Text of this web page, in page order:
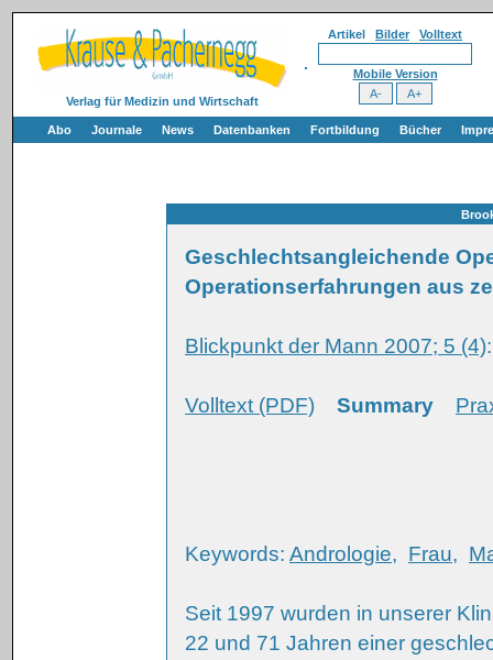
Verlag für Medizin und Wirtschaft
Artikel Bilder Volltext
Mobile Version
Abo Journale News Datenbanken Fortbildung Bücher
Geschlechtsangleichende
Operationserfahrungen aus
Blickpunkt der Mann 2007; 5 (4)
Volltext (PDF) Summary
Keywords: Andrologie, Frau,
Seit 1997 wurden in unserer
22 und 71 Jahren einer